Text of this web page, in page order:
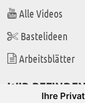
Ihre
Alle Videos
Bastelideen
Arbeitsblätter
WIR